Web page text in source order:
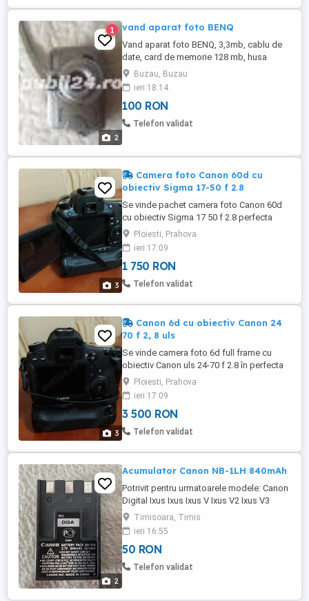
2
1 vand aparat foto BENQ
Vand aparat foto BENQ, 3,3mb, cablu de
date, card de memorie 128 mb, husa
aparat foto.
Buzau, Buzau
ieri 18:14
100 RON
Telefon validat
3
Camera foto Canon 60d cu
obiectiv Sigma 17-50 f 2.8
Se vinde pachet camera foto Canon 60d
cu obiectiv Sigma 17 50 f 2.8 perfecta
stare de funcționare.
Ploiesti, Prahova
ieri 17:09
1 750 RON
Telefon validat
3
Canon 6d cu obiectiv Canon 24
70 f 2, 8 uls
Se vinde camera foto 6d full frame cu
obiectiv Canon uls 24-70 f 2.8 în perfecta
stare de funcționare.
Ploiesti, Prahova
ieri 17:09
3 500 RON
Telefon validat
2
Acumulator Canon NB-1LH 840mAh
Potrivit pentru urmatoarele modele: Canon
Digital Ixus Ixus Ixus V Ixus V2 Ixus V3
Canon Digital Ixus 3 Canon PowerShot
ELPH S100 Digital Elph S110 Digital Elph
S200 Digital Elph S230 Digital Elph S300
Digital Elph S330 Digital Elph S400 Digital
Elph Descriere: Tip: Li-Ion Capacitate: ...
Timisoara, Timis
ieri 16:55
50 RON
Telefon validat